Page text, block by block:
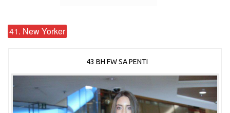
41. New Yorker
43 BH FW SA PENTI